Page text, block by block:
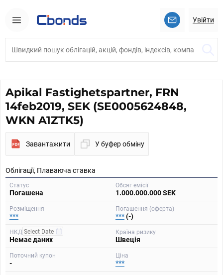
Увійти
Apikal Fastighetspartner, FRN
14feb2019, SEK (SE0005624848,
WKN A1ZTK5)
Завантажити У буфер обміну
Облігації, Плаваюча ставка
Статус
Погашена
Обсяг емісії
1.000.000.000 SEK
Розміщення
***
Погашення (оферта)
***(-)
НКД
Немає даних
Країна ризику
Швеція
Поточний купон
-
Ціна
***